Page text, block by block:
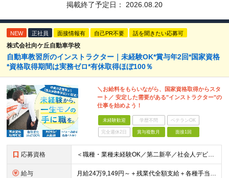
掲載終了予定日： 2026.08.20
NEW 正社員 面接情報有 自己PR不要 話を聞きたい応募可
株式会社向ケ丘自動車学校
自動車教習所のインストラクター｜未経験OK*賞与年2回*国家資格
*資格取得期間は実務ゼロ*有休取得ほぼ100％
＼お給料をもらいながら、国家資格取得からスタ
ート／ 安定した需要がある"インストラクター"の
仕事を始めよう！
未経験歓迎 学歴不問 ベテランOK
完全週休2日 賞与複数月 面接1回
応募資格 ＜職種・業種未経験OK／第二新卒／社会人デビューも歓迎＞ ★高卒以上 ★普通自動車運転免許をお持ちの方（AT限定可） ━━━━━━━━━━━━━━━━━━━ ★運転が上手である必要はありません！★
給与 月給24万9,149円～＋残業代全額支給＋各種手当＋賞与年2回 ＼ 頑張りが収入に反映されます！ ／ ★四輪の指導→二輪の指導など、指導の幅が広がると給与UP！ ★年間表彰制度あり！教習生の合格率が